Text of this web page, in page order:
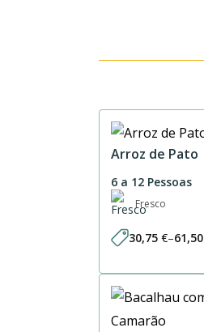
Arroz de Pato
6 a 12 Pessoas
Fresco
30,75 €–61,50
Price
30,75 €
61,50 €